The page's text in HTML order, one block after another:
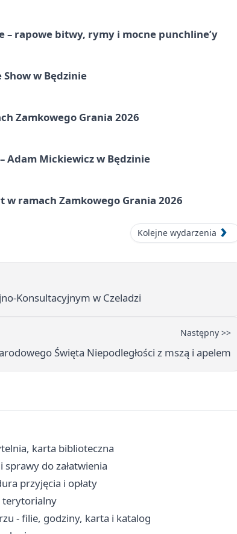
– rapowe bitwy, rymy i mocne punchline’y
Show w Będzinie
Zamkowego Grania 2026
Adam Mickiewicz w Będzinie
w ramach Zamkowego Grania 2026
Kolejne wydarzenia
Konsultacyjnym w Czeladzi
Następny >>
Święta Niepodległości z mszą i apelem
karta biblioteczna
do załatwienia
przyjęcia i opłaty
terytorialny
- filie, godziny, karta i katalog